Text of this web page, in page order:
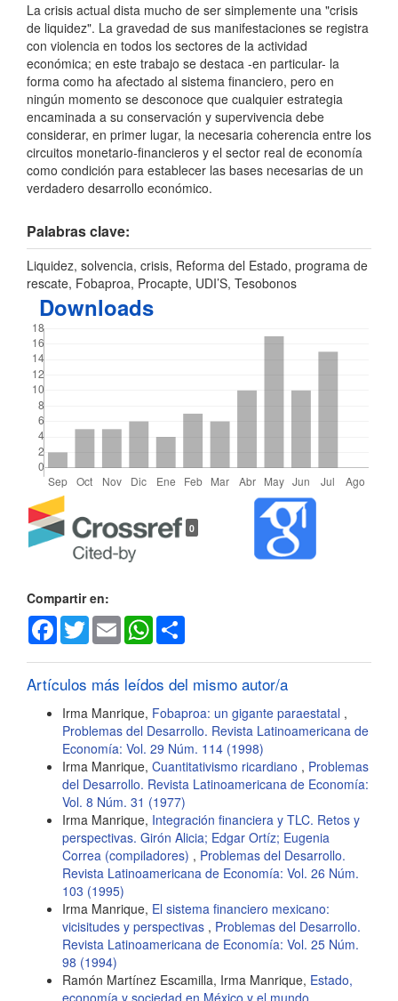
La crisis actual dista mucho de ser simplemente una "crisis
de liquidez". La gravedad de sus manifestaciones se registra
con violencia en todos los sectores de la actividad
económica; en este trabajo se destaca -en particular- la
forma como ha afectado al sistema financiero, pero en
ningún momento se desconoce que cualquier estrategia
encaminada a su conservación y supervivencia debe
considerar, en primer lugar, la necesaria coherencia entre los
circuitos monetario-financieros y el sector real de economía
como condición para establecer las bases necesarias de un
verdadero desarrollo económico.
Palabras clave:
Liquidez, solvencia, crisis, Reforma del Estado, programa de
rescate, Fobaproa, Procapte, UDI’S, Tesobonos
Downloads
Detalles
del
artículo
0
Compartir en:
Facebook
Twitter Email WhatsApp
Artículos más leídos del mismo autor/a
Irma Manrique, Fobaproa: un gigante paraestatal ,
Problemas del Desarrollo. Revista Latinoamericana de
Economía: Vol. 29 Núm. 114 (1998)
Irma Manrique, Cuantitativismo ricardiano , Problemas
del Desarrollo. Revista Latinoamericana de Economía:
Vol. 8 Núm. 31 (1977)
Irma Manrique, Integración financiera y TLC. Retos y
perspectivas. Girón Alicia; Edgar Ortíz; Eugenia
Correa (compiladores) , Problemas del Desarrollo.
Revista Latinoamericana de Economía: Vol. 26 Núm.
103 (1995)
Irma Manrique, El sistema financiero mexicano:
vicisitudes y perspectivas , Problemas del Desarrollo.
Revista Latinoamericana de Economía: Vol. 25 Núm.
98 (1994)
Ramón Martínez Escamilla, Irma Manrique, Estado,